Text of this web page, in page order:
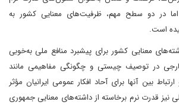
در دو سطح مهم، ظرفیت‌های معنایی کشور به
است.
معنایی کشور برای پیشبرد منافع ملی به‌خوبی
در توصیف چیستی و چگونگی مفاهیمی مانند
بین آنها برای آحاد افکار عمومی ایرانیان مؤثر
نیز قدرت نرم برخاسته از داشته‌های معنایی جمهوری